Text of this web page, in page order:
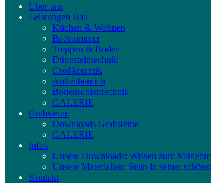
Über uns
Leistungen Bau
Küchen & Wohnen
Badezimmer
Treppen & Böden
Dünnsteintechnik
Großkeramik
Außenbereich
Bodenschleiftechnik
GALERIE
Grabsteine
Downloads Grabsteine
GALERIE
Infos
Unsere Downloads: Wissen zum
Unsere Materialien: Stein in seiner
Kontakt